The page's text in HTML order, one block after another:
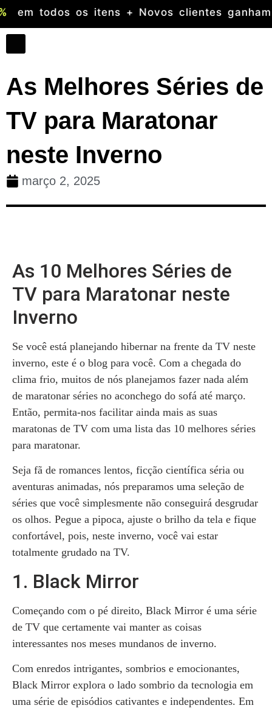
50 %em todos os itens + Novos clientes
As Melhores Séries de
TV para Maratonar
neste Inverno
março 2, 2025
As 10 Melhores Séries de
TV para Maratonar neste
Inverno
Se você está planejando hibernar na frente da TV neste
inverno, este é o blog para você. Com a chegada do
clima frio, muitos de nós planejamos fazer nada além
de maratonar séries no aconchego do sofá até março.
Então, permita-nos facilitar ainda mais as suas
maratonas de TV com uma lista das 10 melhores séries
para maratonar.
Seja fã de romances lentos, ficção científica séria ou
aventuras animadas, nós preparamos uma seleção de
séries que você simplesmente não conseguirá desgrudar
os olhos. Pegue a pipoca, ajuste o brilho da tela e fique
confortável, pois, neste inverno, você vai estar
totalmente grudado na TV.
1. Black Mirror
Começando com o pé direito, Black Mirror é uma série
de TV que certamente vai manter as coisas
interessantes nos meses mundanos de inverno.
Com enredos intrigantes, sombrios e emocionantes,
Black Mirror explora o lado sombrio da tecnologia em
uma série de episódios cativantes e independentes. Em